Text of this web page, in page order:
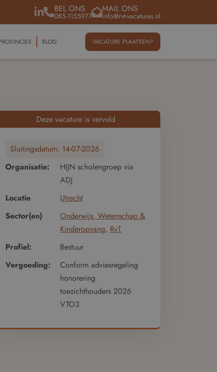
BEL ONS
085-1155977
MAIL ONS
info@rvt-vacatures.nl
BLOG VACATURE PLAATSEN?
Deze vacature is vervuld
Sluitingsdatum: 14-07-2026
Organisatie:
HIJN scholengroep via
ADJ
Locatie
Utrecht
Sector(en)
Onderwijs, Wetenschap &
Kinderopvang, RvT
Profiel:
Bestuur
Vergoeding:
Conform adviesregeling
honorering
toezichthouders 2026
VTO3